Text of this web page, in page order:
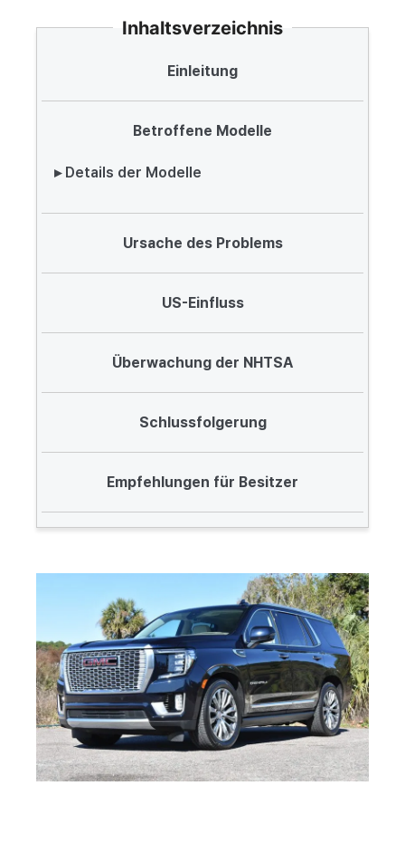
Inhaltsverzeichnis
Einleitung
Betroffene Modelle
▸ Details der Modelle
Ursache des Problems
US-Einfluss
Überwachung der NHTSA
Schlussfolgerung
Empfehlungen für Besitzer